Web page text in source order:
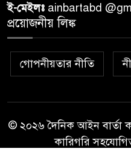
১০
ই-মেইলঃ ainbartabd
প্রয়োজনীয় লিঙ্ক
গোপনীয়তার নীতি
© ২০২৬ দৈনিক আইন বার্তা
কারিগরি